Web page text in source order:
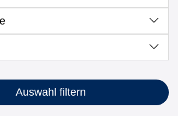
Auswahl filtern